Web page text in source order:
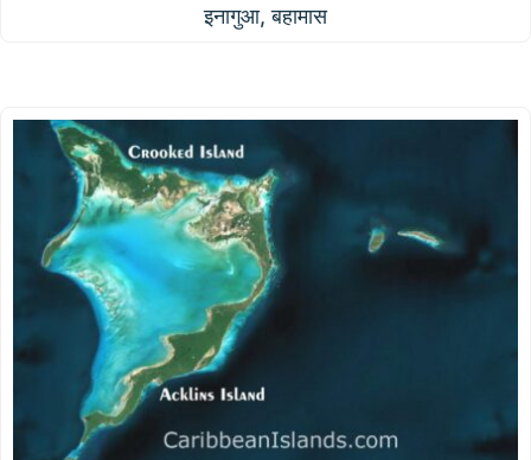
इनागुआ, बहामास